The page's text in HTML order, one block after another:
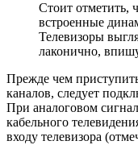
Стоит отметить,
встроенные
Телевизоры
лаконично,
Прежде чем
каналов, следует
При аналоговом
кабельного
входу телевизора